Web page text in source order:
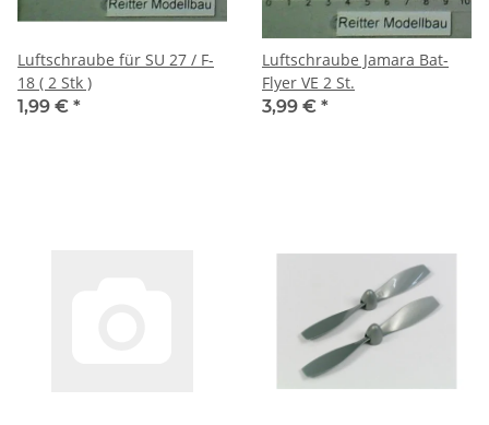
Luftschraube für SU 27 / F-
18 ( 2 Stk )
1,99 € *
Luftschraube Jamara Bat-
Flyer VE 2 St.
3,99 € *